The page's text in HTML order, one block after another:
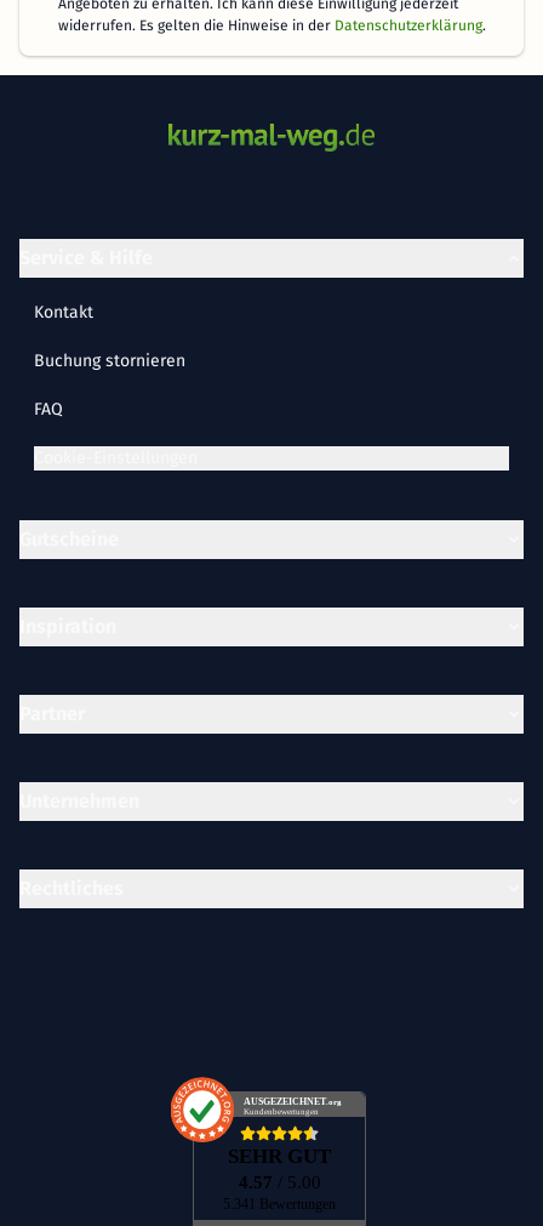
widerrufen. Es gelten die Hinweise in der Datenschutzerklärung.
AUSGEZEICHNET.org
Kundenbewertungen
SEHR GUT
4.57 / 5.00
5.341 Bewertungen
Kontakt
Buchung stornieren
FAQ